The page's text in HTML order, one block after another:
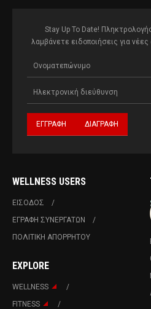
Stay Up To Date!
λαμβάνετε ειδοποιήσεις για
WELLNESS USERS
ΕΙΣΟΔΟΣ
ΕΓΡΑΦΗ ΣΥΝΕΡΓΑΤΩΝ
ΠΟΛΙΤΙΚΉ ΑΠΟΡΡΉΤΟΥ
EXPLORE
WELLNESS
FITNESS